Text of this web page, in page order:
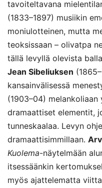
tavoiteltavana
(1833–1897) musiikin
moniulotteinen, mutta
teoksissaan – olivatpa
tällä levyllä olevista
Jean Sibeliuksen
kansainvälisessä
(1903–04)
dramaattiset elementit,
tunneskaalaa. Levyn
dramaattisimmillaan.
Kuolema-näytelmään
itsessäänkin
myös ajattelematta